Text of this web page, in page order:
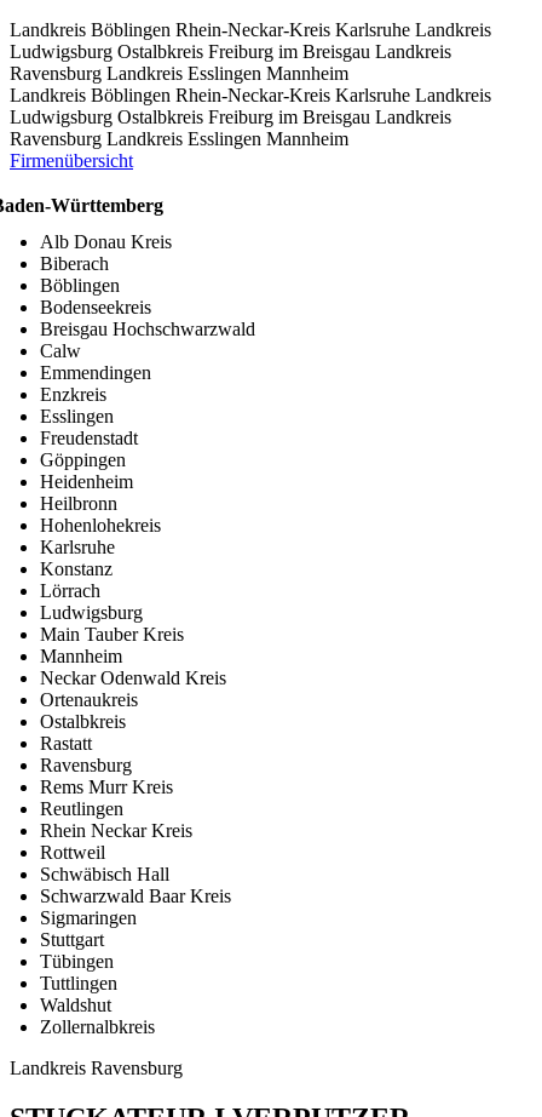
Landkreis Böblingen Rhein-Neckar-Kreis Karlsruhe Landkreis
Ludwigsburg Ostalbkreis Freiburg im Breisgau Landkreis
Ravensburg Landkreis Esslingen Mannheim
Landkreis Böblingen Rhein-Neckar-Kreis Karlsruhe Landkreis
Ludwigsburg Ostalbkreis Freiburg im Breisgau Landkreis
Ravensburg Landkreis Esslingen Mannheim
Firmenübersicht
Württemberg
Alb Donau Kreis
Biberach
Böblingen
Bodenseekreis
Breisgau Hochschwarzwald
Calw
Emmendingen
Enzkreis
Esslingen
Freudenstadt
Göppingen
Heidenheim
Heilbronn
Hohenlohekreis
Karlsruhe
Konstanz
Lörrach
Ludwigsburg
Main Tauber Kreis
Mannheim
Neckar Odenwald Kreis
Ortenaukreis
Ostalbkreis
Rastatt
Ravensburg
Rems Murr Kreis
Reutlingen
Rhein Neckar Kreis
Rottweil
Schwäbisch Hall
Schwarzwald Baar Kreis
Sigmaringen
Stuttgart
Tübingen
Tuttlingen
Waldshut
Zollernalbkreis
Landkreis Ravensburg